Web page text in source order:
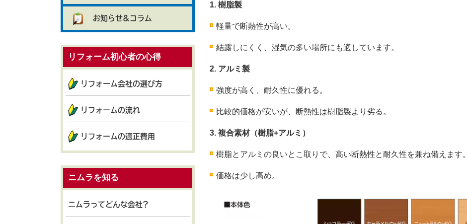
1. 樹脂製
軽量で断熱性が高い。
結露しにくく、湿気の多い場所にも適しています。
2. アルミ製
強度が高く、耐久性に優れる。
比較的価格が安いが、断熱性は樹脂製より劣る。
3. 複合素材（樹脂+アルミ）
樹脂とアルミの良いとこ取りで、高い断熱性と耐久性を兼ね備えます。
価格は少し高め。
お知らせ&コラム
リフォーム初心者の心得
リフォーム会社の選び方
リフォームの流れ
リフォームの適正費用
ニムラを知る
ニムラってどんな会社?